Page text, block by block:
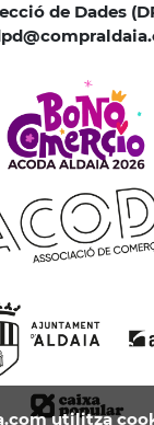
de Dades
utilitza